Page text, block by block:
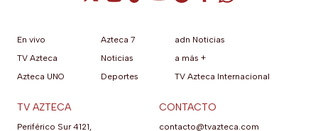
En vivo
TV Azteca
Azteca UNO
Azteca 7
Noticias
Deportes
adn Noticias
a más +
TV Azteca Internacional
TV AZTECA
Periférico Sur 4121,
CONTACTO
contacto@tvazteca.com